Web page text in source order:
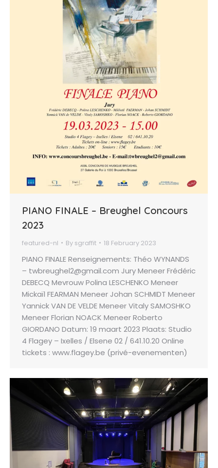
PIANO FINALE – Breughel Concours
2023
featured-nl By sgraffit 18 February 2023
PIANO FINALE Renseignements: Théo WYNANDS
– twbreughel2@gmail.com Jury Meneer Frédéric
DEBECQ Mevrouw Polina LESCHENKO Meneer
Mickaïl FEARMAN Meneer Johan SCHMIDT Meneer
Yannick VAN DE VELDE Meneer Vitaly SAMOSHKO
Meneer Florian NOACK Meneer Roberto
GIORDANO Datum: 19 maart 2023 Plaats: Studio
4 Flagey – Ixelles / Elsene 02 / 641.10.20 Online
tickets : www.flagey.be (privé-evenementen)